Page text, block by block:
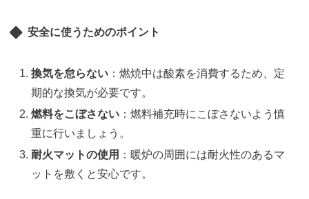
安全に使うためのポイント
換気を怠らない ：燃焼中は酸素を消費するため、定
期的な換気が必要です。
燃料をこぼさない ：燃料補充時にこぼさないよう慎
重に行いましょう。
耐火マットの使用 ：暖炉の周囲には耐火性のあるマ
ットを敷くと安心です。